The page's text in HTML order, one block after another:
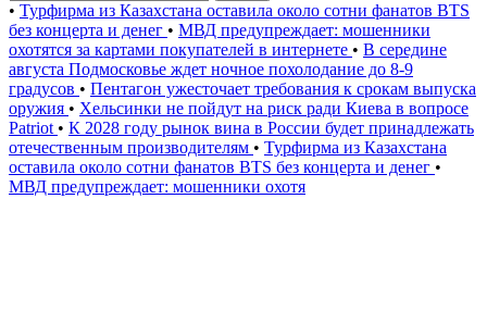
• Турфирма из Казахстана оставила около сотни фанатов BTS
без концерта и денег • МВД предупреждает: мошенники
охотятся за картами покупателей в интернете • В середине
августа Подмосковье ждет ночное похолодание до 8-9
градусов • Пентагон ужесточает требования к срокам выпуска
оружия • Хельсинки не пойдут на риск ради Киева в вопросе
Patriot • К 2028 году рынок вина в России будет принадлежать
отечественным производителям • Турфирма из Казахстана
оставила около сотни фанатов BTS без концерта и денег •
МВД предупреждает: мошенники охотя